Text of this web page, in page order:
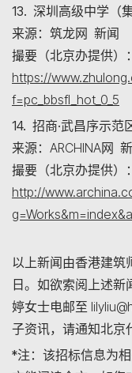
13. 深圳高级中学（
来源：筑龙网 新闻
撮要（北京办提供）
https://
f=pc_bbsfl_hot_0_5
14. 招商·武昌序示范
来源：ARCHINA网
撮要（北京办提供）
http://
以上新闻由香港建
日。如欲索阅上述
婷女士电邮至
子资讯，请通知北京
*注：该招标信息为